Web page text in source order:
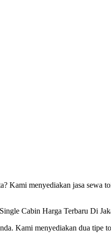
Kami menyediakan jasa
Kami menyediakan dua